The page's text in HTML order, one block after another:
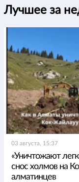
Лучшее за
03 августа, 15:37
«Уничтожают
снос холмов на
алматинцев